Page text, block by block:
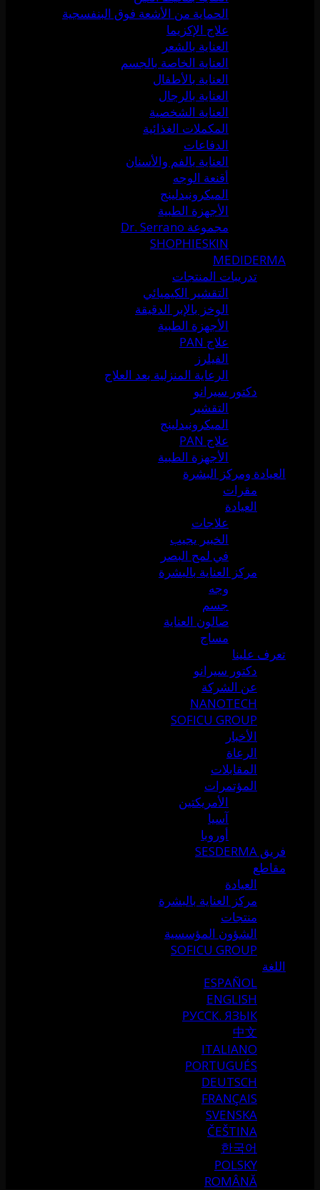
الحماية من الأشعة فوق البنفسجية
علاج الإكزيما
العناية بالشعر
العناية الخاصة بالجسم
العناية بالأطفال
العناية بالرجال
العناية الشخصية
المكملات الغذائية
الدفاعات
العناية بالفم والأسنان
أقنعة الوجه
الميكرونيدلينج
الأجهزة الطبية
مجموعة Dr. Serrano
SHOPHIESKIN
MEDIDERMA
تدريبات المنتجات
التقشير الكيميائي
الوخز بالإبر الدقيقة
الأجهزة الطبية
علاج PAN
الفيلرز
الرعاية المنزلية بعد العلاج
دكتور سيرانو
التقشير
الميكرونيدلينج
علاج PAN
الأجهزة الطبية
العيادة ومركز البشرة
مقرات
العيادة
علاجات
الخبير يجيب
في لمح البصر
مركز العناية بالبشرة
وجه
جسم
صالون العناية
مساج
تعرف علينا
دكتور سيرانو
عن الشركة
NANOTECH
SOFICU GROUP
الأخبار
الرعاة
المقابلات
المؤتمرات
الأمريكتين
آسيا
أوروبا
فريق SESDERMA
مقاطع
العيادة
مركز العناية بالبشرة
منتجات
الشؤون المؤسسية
SOFICU GROUP
اللغة
ESPAÑOL
ENGLISH
РУССК. ЯЗЫК
中文
ITALIANO
PORTUGUÉS
DEUTSCH
FRANÇAIS
SVENSKA
ČEŠTINA
한국어
POLSKY
ROMÂNĂ